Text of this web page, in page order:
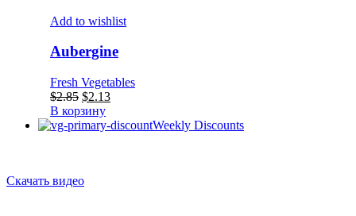
Add to wishlist
Aubergine
Fresh Vegetables
$2.85 Первоначальная
цена
составляла
$2.13Текущая
$2.13.
В корзину
Weekly Discounts
Скачать видео